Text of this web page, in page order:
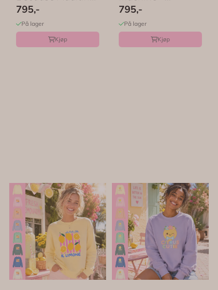
Is Hard – ...
795,-
På lager
Kjøp
Festligetrykk
795,-
På lager
Kjøp